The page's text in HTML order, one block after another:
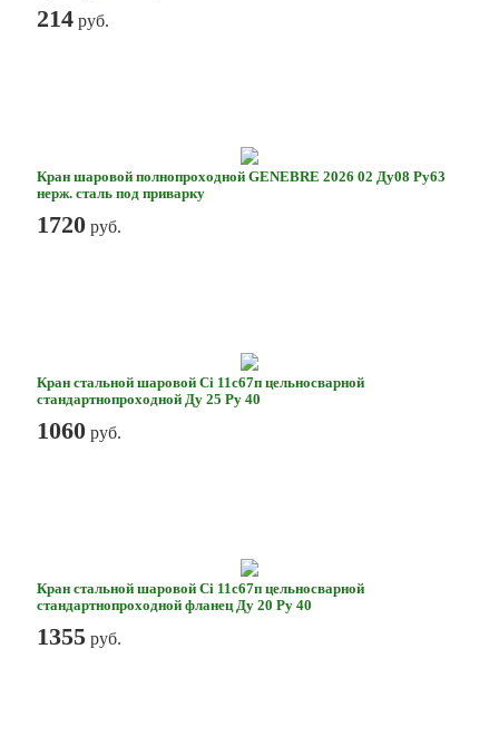
214 руб.
Кран шаровой полнопроходной GENEBRE 2026 02 Ду08 Ру63
нерж. сталь под приварку
1720 руб.
Кран стальной шаровой Ci 11с67п цельносварной
стандартнопроходной Ду 25 Ру 40
1060 руб.
Кран стальной шаровой Ci 11с67п цельносварной
стандартнопроходной фланец Ду 20 Ру 40
1355 руб.